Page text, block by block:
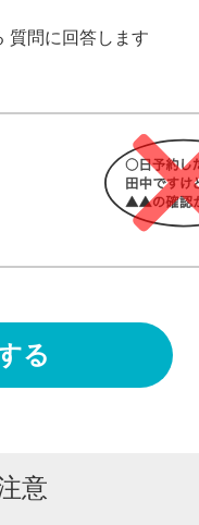
質問に回答します
る
意